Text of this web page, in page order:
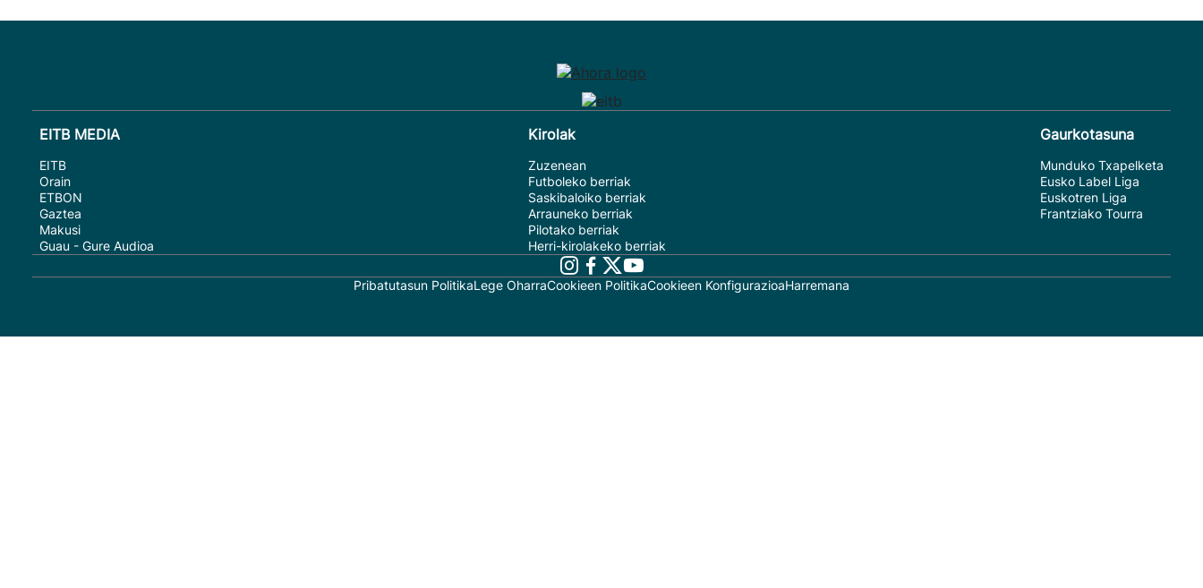
EITB MEDIA
EITB
Orain
ETBON
Gaztea
Makusi
Guau - Gure Audioa
Kirolak
Zuzenean
Futboleko berriak
Saskibaloiko berriak
Arrauneko berriak
Pilotako berriak
Herri-kirolakeko berriak
Gaurkotasuna
Munduko Txapelketa
Eusko Label Liga
Euskotren Liga
Frantziako Tourra
Pribatutasun PolitikaLege OharraCookieen PolitikaCookieen KonfigurazioaHarremana